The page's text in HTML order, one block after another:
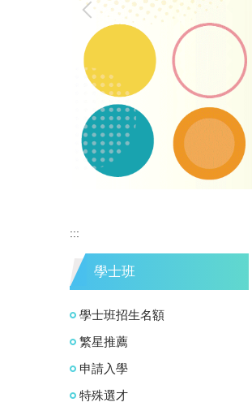
2025 國立宜蘭大學招生宣傳影片
:::
學士班
學士班招生名額
繁星推薦
申請入學
特殊選才